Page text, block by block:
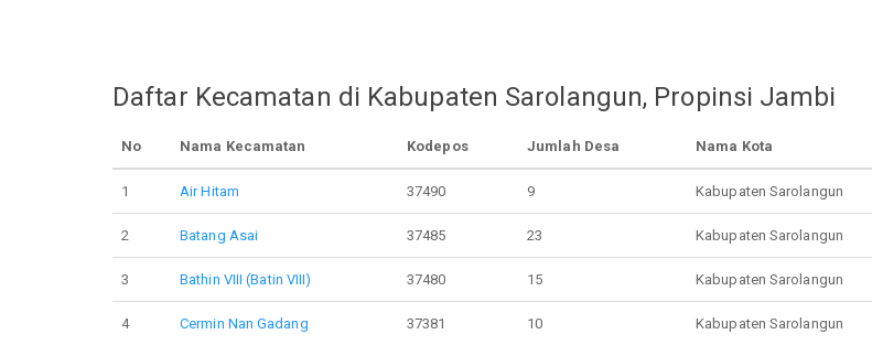
Daftar Kecamatan di Kabupaten Sarolangun, Propinsi Jambi
No Nama Kecamatan Kodepos Jumlah Desa Nama Kota
1 Air Hitam 37490 9 Kabupaten Sarolangun
2 Batang Asai 37485 23 Kabupaten Sarolangun
3 Bathin VIII (Batin VIII) 37480 15 Kabupaten Sarolangun
4 Cermin Nan Gadang 37381 10 Kabupaten Sarolangun